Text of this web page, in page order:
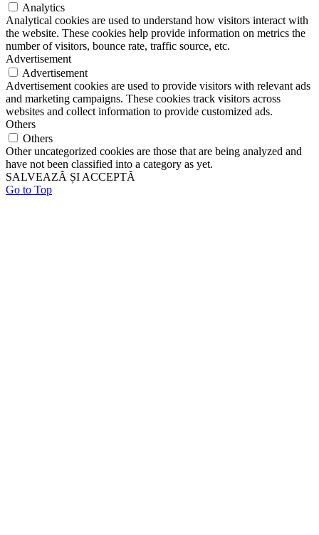
Analytics
Analytical cookies are used to understand how visitors interact with
the website. These cookies help provide information on metrics the
number of visitors, bounce rate, traffic source, etc.
Advertisement
Advertisement
Advertisement cookies are used to provide visitors with relevant ads
and marketing campaigns. These cookies track visitors across
websites and collect information to provide customized ads.
Others
Others
Other uncategorized cookies are those that are being analyzed and
have not been classified into a category as yet.
SALVEAZĂ ȘI ACCEPTĂ
Go to Top